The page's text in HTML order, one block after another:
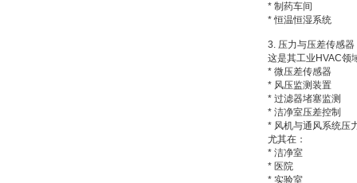
* 制药车间
* 恒温恒湿系统
3. 压力与压差传感器
这是其工业HVAC领
* 微压差传感器
* 风压监测装置
* 过滤器堵塞监测
* 洁净室压差控制
* 风机与通风系统压
尤其在：
* 洁净室
* 医院
* 实验室